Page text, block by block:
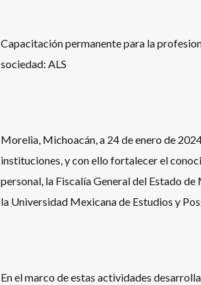
Capacitación permanente para la
sociedad: ALS
Morelia, Michoacán, a 24 de enero de
instituciones, y con ello fortalecer el
personal, la Fiscalía General del Estado
la Universidad Mexicana de Estudios y
En el marco de estas actividades